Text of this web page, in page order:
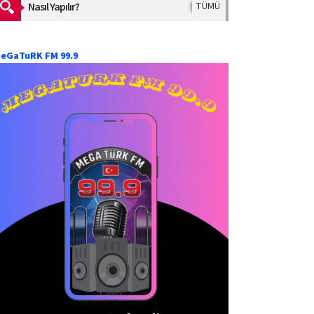
Nasıl Yapılır? TÜMÜ
FM 99.9